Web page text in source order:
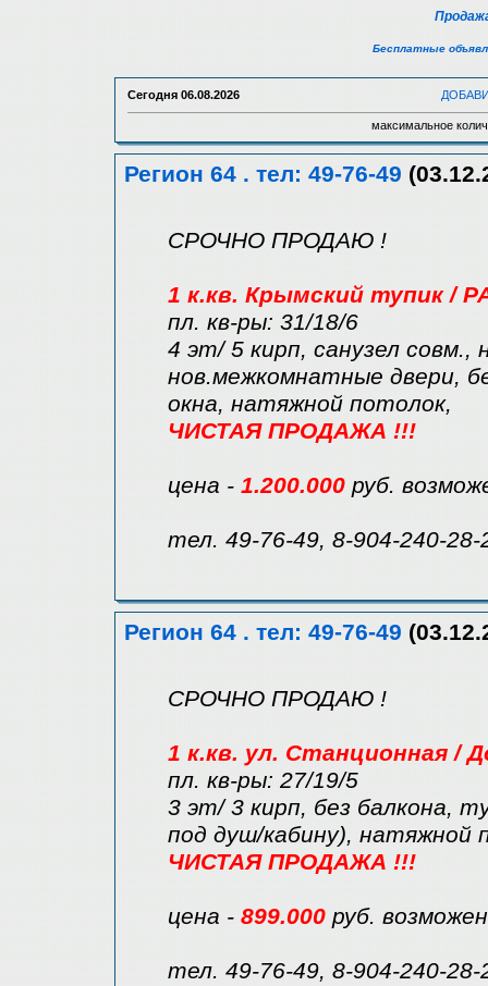
Бесплатные
Сегодня 06.08.2026
максимальное
Регион 64 . тел: 49-76-49
СРОЧНО ПРОДАЮ !
1 к.кв. Крымский тупик /
пл. кв-ры: 31/18/6
4 эт/ 5 кирп, санузел совм.,
нов.межкомнатные двери,
окна, натяжной потолок,
ЧИСТАЯ ПРОДАЖА !!!
цена - 1.200.000 руб.
тел. 49-76-49, 8-904-240-28-
Регион 64 . тел: 49-76-49
СРОЧНО ПРОДАЮ !
1 к.кв. ул. Станционная /
пл. кв-ры: 27/19/5
3 эт/ 3 кирп, без балкона,
под душ/кабину), натяжной
ЧИСТАЯ ПРОДАЖА !!!
цена - 899.000 руб.
тел. 49-76-49, 8-904-240-28-